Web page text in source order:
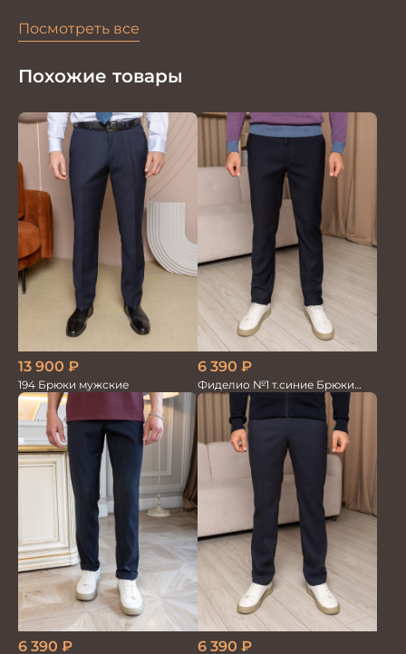
Посмотреть все
Похожие товары
13 900 ₽
194 Брюки мужские
6 390 ₽
Фиделио №1 т.синие Брюки
мужские
6 390 ₽ 6 390 ₽